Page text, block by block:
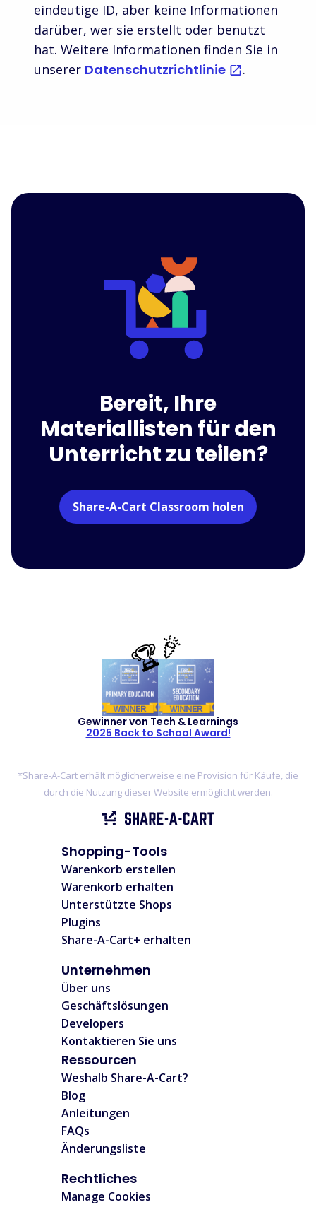
eindeutige ID, aber keine Informationen
darüber, wer sie erstellt oder benutzt
hat. Weitere Informationen finden Sie in
unserer Datenschutzrichtlinie .
Bereit, Ihre
Materiallisten für den
Unterricht zu teilen?
Share-A-Cart Classroom holen
🏆🎉
Gewinner von Tech & Learnings
2025 Back to School Award!
*Share-A-Cart erhält möglicherweise eine Provision für Käufe, die
durch die Nutzung dieser Website ermöglicht werden.
Shopping-Tools
Warenkorb erstellen
Warenkorb erhalten
Unterstützte Shops
Plugins
Share-A-Cart+ erhalten
Unternehmen
Über uns
Geschäftslösungen
Developers
Kontaktieren Sie uns
Ressourcen
Weshalb Share-A-Cart?
Blog
Anleitungen
FAQs
Änderungsliste
Rechtliches
Manage Cookies